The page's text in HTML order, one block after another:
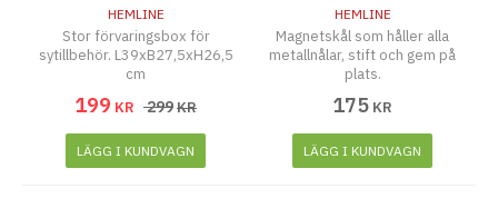
HEMLINE
Stor förvaringsbox för
sytillbehör. L39xB27,5xH26,5
cm
199 KR 299KR
LÄGG I KUNDVAGN
HEMLINE
Magnetskål som håller alla
metallnålar, stift och gem på
plats.
175 KR
LÄGG I KUNDVAGN